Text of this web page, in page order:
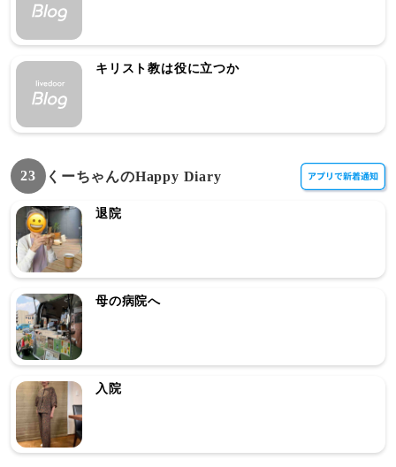
キリスト教は役に立つか
23 くーちゃんのHappy Diary
退院
母の病院へ
入院